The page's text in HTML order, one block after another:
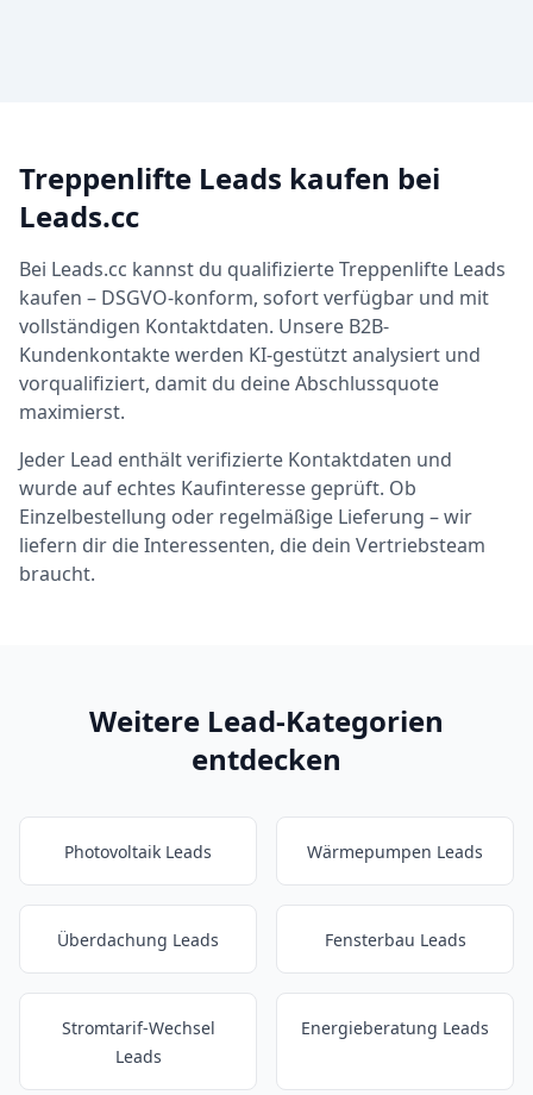
Treppenlifte Leads kaufen bei
Leads.cc
Bei Leads.cc kannst du qualifizierte Treppenlifte Leads
kaufen – DSGVO-konform, sofort verfügbar und mit
vollständigen Kontaktdaten. Unsere B2B-
Kundenkontakte werden KI-gestützt analysiert und
vorqualifiziert, damit du deine Abschlussquote
maximierst.
Jeder Lead enthält verifizierte Kontaktdaten und
wurde auf echtes Kaufinteresse geprüft. Ob
Einzelbestellung oder regelmäßige Lieferung – wir
liefern dir die Interessenten, die dein Vertriebsteam
braucht.
Weitere Lead-Kategorien
entdecken
Photovoltaik Leads Wärmepumpen Leads
Überdachung Leads Fensterbau Leads
Stromtarif-Wechsel
Leads
Energieberatung Leads